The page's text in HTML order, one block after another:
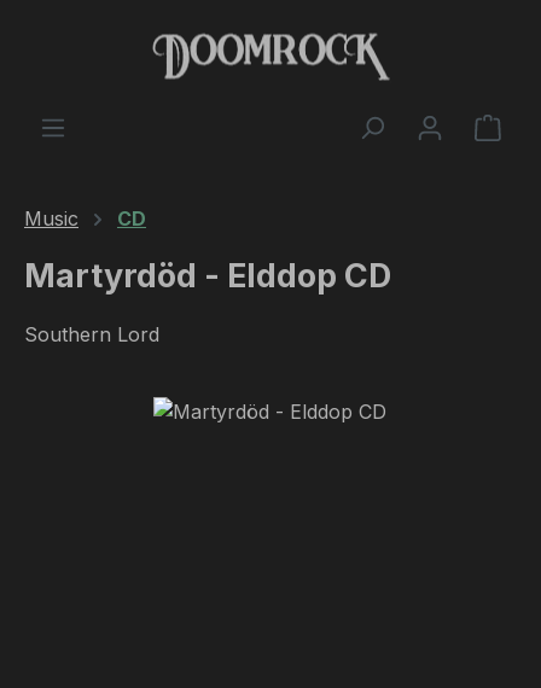
Skip to main content
Music CD
Martyrdöd - Elddop CD
Southern Lord
Skip image gallery